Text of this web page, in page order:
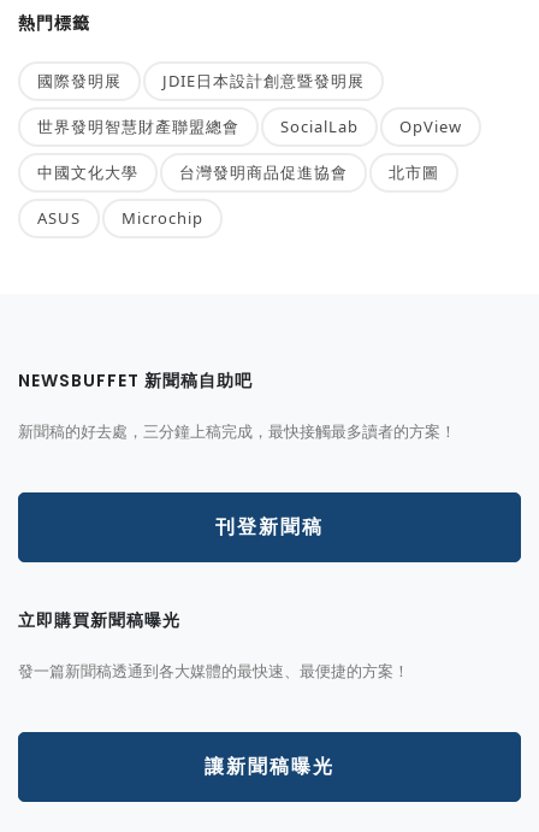
熱門標籤
國際發明展 JDIE日本設計創意暨發明展
世界發明智慧財產聯盟總會 SocialLab OpView
中國文化大學 台灣發明商品促進協會 北市圖
ASUS Microchip
NEWSBUFFET 新聞稿自助吧
新聞稿的好去處，三分鐘上稿完成，最快接觸最多讀者的方案！
刊登新聞稿
立即購買新聞稿曝光
發一篇新聞稿透通到各大媒體的最快速、最便捷的方案！
讓新聞稿曝光